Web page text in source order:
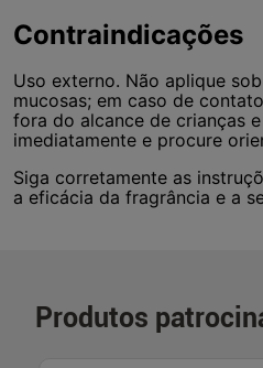
Contraindicações
Uso externo. Não aplique
mucosas; em caso de
fora do alcance de crianças
imediatamente e procure
Siga corretamente as
a eficácia da fragrância e a
Produtos